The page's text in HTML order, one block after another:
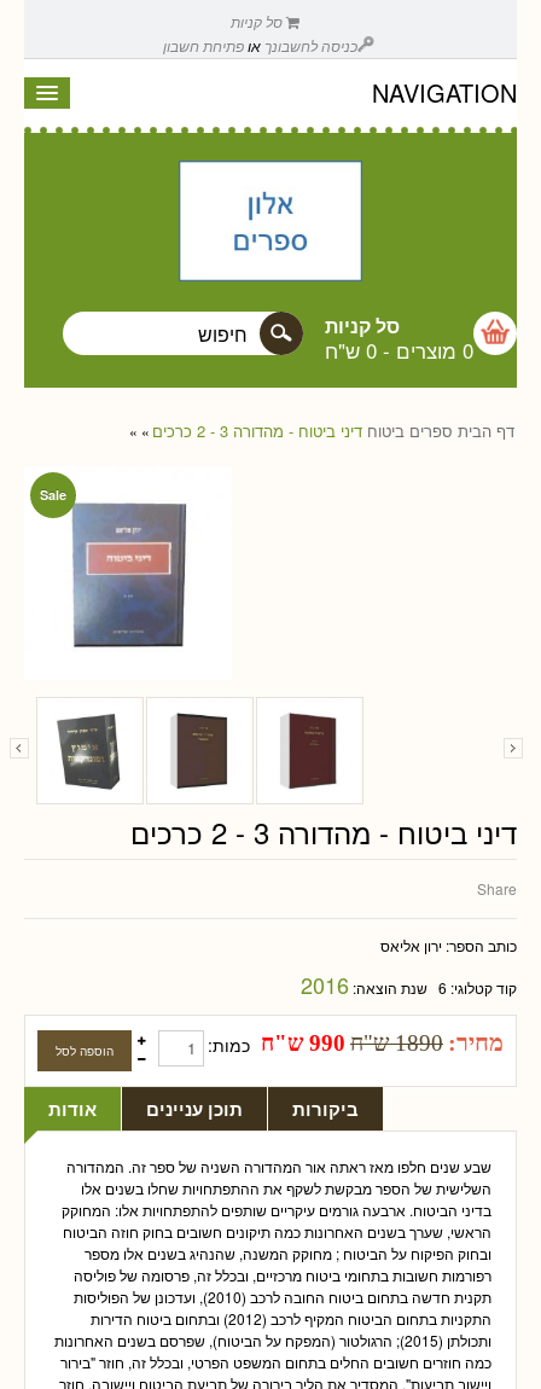
סל קניות
כניסה לחשבונך אופתיחת חשבון
NAVIGATION
סל קניות
0 מוצרים - 0 ש"ח
דף הבית » ספרים ביטוח » דיני ביטוח - מהדורה 3 - 2 כרכים
Sale
דיני ביטוח - מהדורה 3 - 2 כרכים
Share
כותב הספר: ירון אליאס
קוד קטלוגי: 6 שנת הוצאה: 2016
מחיר: 1890 ש"ח 990 ש"ח כמות:
אודות תוכן עניינים ביקורות
שבע שנים חלפו מאז ראתה אור המהדורה השניה של ספר זה. המהדורה
השלישית של הספר מבקשת לשקף את ההתפתחויות שחלו בשנים אלו
בדיני הביטוח. ארבעה גורמים עיקריים שותפים להתפתחויות אלו: המחוקק
הראשי, שערך בשנים האחרונות כמה תיקונים חשובים בחוק חוזה הביטוח
ובחוק הפיקוח על הביטוח ; מחוקק המשנה, שהנהיג בשנים אלו מספר
רפורמות חשובות בתחומי ביטוח מרכזיים, ובכלל זה, פרסומה של פוליסה
תקנית חדשה בתחום ביטוח החובה לרכב (2010), ועדכונן של הפוליסות
התקניות בתחום הביטוח המקיף לרכב (2012) ובתחום ביטוח הדירות
ותכולתן (2015); הרגולטור (המפקח על הביטוח), שפרסם בשנים האחרונות
כמה חוזרים חשובים החלים בתחום המשפט הפרטי, ובכלל זה, חוזר "בירור
ויישוב תביעות", המסדיר את הליך בירורה של תביעת הביטוח ויישובה, חוזר